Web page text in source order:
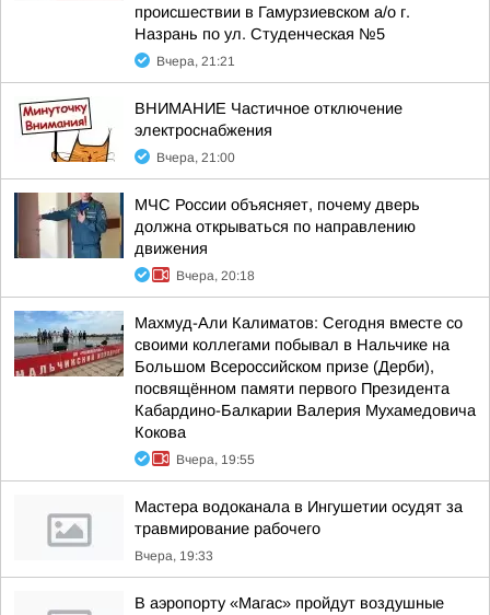
происшествии в Гамурзиевском а/о г.
Назрань по ул. Студенческая №5
Вчера, 21:21
ВНИМАНИЕ Частичное отключение
электроснабжения
Вчера, 21:00
МЧС России объясняет, почему дверь
должна открываться по направлению
движения
Вчера, 20:18
Махмуд-Али Калиматов: Сегодня вместе со
своими коллегами побывал в Нальчике на
Большом Всероссийском призе (Дерби),
посвящённом памяти первого Президента
Кабардино-Балкарии Валерия Мухамедовича
Кокова
Вчера, 19:55
Мастера водоканала в Ингушетии осудят за
травмирование рабочего
Вчера, 19:33
В аэропорту «Магас» пройдут воздушные